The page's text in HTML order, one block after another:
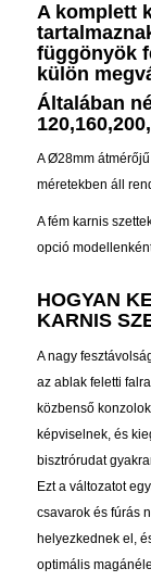
A komplett
függönyök
külön
Általában
A Ø28mm
méretekben áll
A fém karnis
opció
HOGYAN
KARNIS
A nagy
az ablak feletti
közbenső
képviselnek, és
bisztrórudat
Ezt a változatot
csavarok és fúrás
helyezkednek el,
optimális